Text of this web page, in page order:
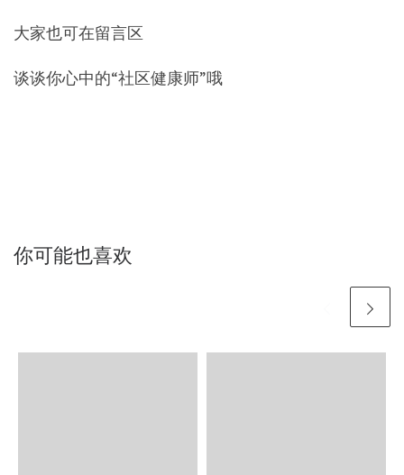
大家也可在留言区
谈谈你心中的“社区健康师”哦
你可能也喜欢